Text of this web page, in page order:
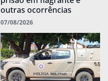
outras ocorrências
07/08/2026